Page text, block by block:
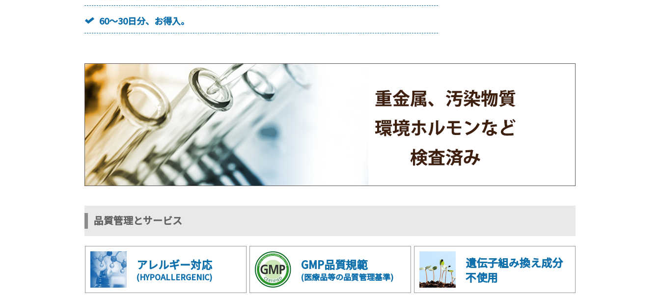
60～30日分、お得入。
品質管理とサービス
アレルギー対応
(HYPOALLERGENIC)
GMP品質規範
(医療品等の品質管理基準)
遺伝子組み換え成分
不使用